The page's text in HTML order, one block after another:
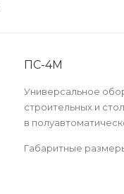
ПС-4М
Универсальное
строительных и
в
Габаритные